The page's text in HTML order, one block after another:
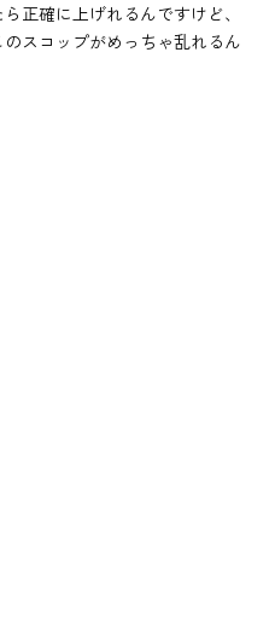
正確に上げれるんですけど、
スコップがめっちゃ乱れるん